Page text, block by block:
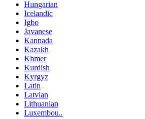
Hungarian
Icelandic
Igbo
Javanese
Kannada
Kazakh
Khmer
Kurdish
Kyrgyz
Latin
Latvian
Lithuanian
Luxembou..